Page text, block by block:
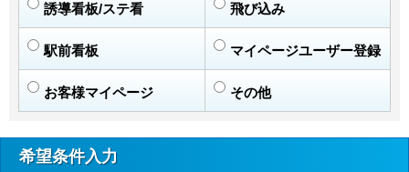
誘導看板/ステ看 飛び込み
駅前看板 マイページユーザー登録
お客様マイページ その他
希望条件入力